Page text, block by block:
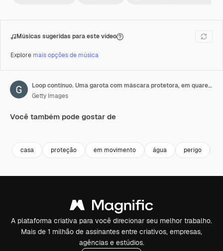
Músicas sugeridas para este vídeo
Explore mais opções de música
Loop contínuo. Uma garota com máscara protetora, em quarentena, medita na posição de lótus. Fique em casa com autoquarentena
Getty Images
Você também pode gostar de
casa proteção em movimento água perigo
A plataforma criativa para você direcionar seu melhor trabalho.
Mais de 1 milhão de assinantes entre criativos, empresas,
agências e estúdios.